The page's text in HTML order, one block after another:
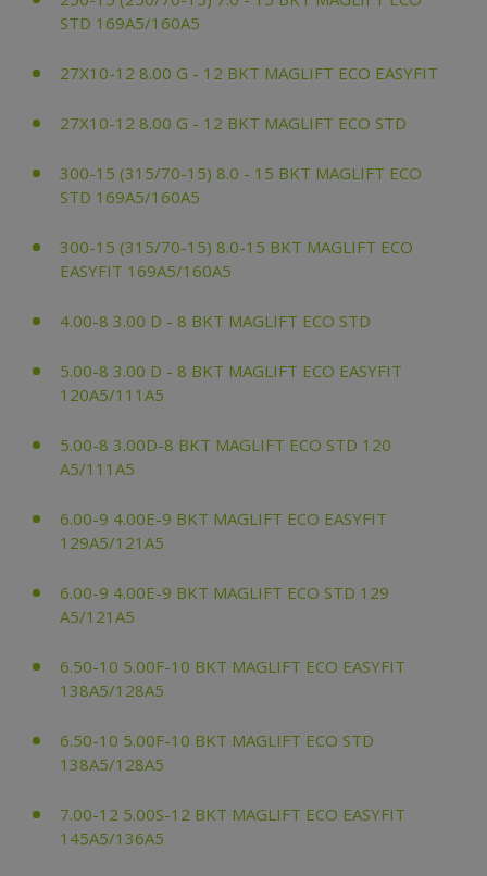
STD 169A5/160A5
27X10-12 8.00 G - 12 BKT MAGLIFT ECO EASYFIT
27X10-12 8.00 G - 12 BKT MAGLIFT ECO STD
300-15 (315/70-15) 8.0 - 15 BKT MAGLIFT ECO
STD 169A5/160A5
300-15 (315/70-15) 8.0-15 BKT MAGLIFT ECO
EASYFIT 169A5/160A5
4.00-8 3.00 D - 8 BKT MAGLIFT ECO STD
5.00-8 3.00 D - 8 BKT MAGLIFT ECO EASYFIT
120A5/111A5
5.00-8 3.00D-8 BKT MAGLIFT ECO STD 120
A5/111A5
6.00-9 4.00E-9 BKT MAGLIFT ECO EASYFIT
129A5/121A5
6.00-9 4.00E-9 BKT MAGLIFT ECO STD 129
A5/121A5
6.50-10 5.00F-10 BKT MAGLIFT ECO EASYFIT
138A5/128A5
6.50-10 5.00F-10 BKT MAGLIFT ECO STD
138A5/128A5
7.00-12 5.00S-12 BKT MAGLIFT ECO EASYFIT
145A5/136A5